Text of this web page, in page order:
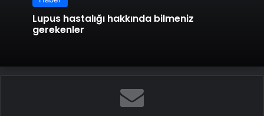
Lupus hastalığı hakkında bilmeniz
gerekenler